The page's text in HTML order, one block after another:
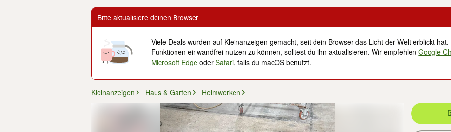
Bitte aktualisiere deinen Browser
Viele Deals wurden auf Kleinanzeigen gemacht, seit dein Browser das Licht der Welt erblickt
Funktionen einwandfrei nutzen zu können, solltest du ihn aktualisieren. Wir empfehlenGoogle
Microsoft Edge oderSafari, falls du macOS benutzt.
Kleinanzeigen Haus & Garten Heimwerken